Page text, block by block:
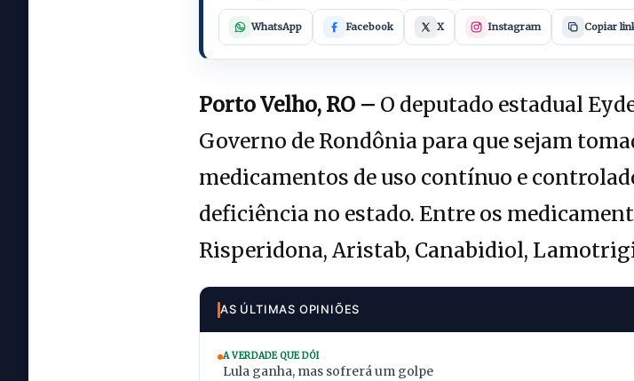
WhatsApp Facebook X Instagram Copiar
Porto Velho, RO – O deputado estadual
Governo de Rondônia para que sejam
medicamentos de uso contínuo e
deficiência no estado. Entre os
Risperidona, Aristab, Canabidiol,
AS ÚLTIMAS OPINIÕES
A VERDADE QUE DÓI
Lula ganha, mas sofrerá um golpe